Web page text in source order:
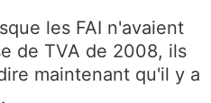
les FAI n'avaient
de TVA de 2008, ils
maintenant qu'il y a